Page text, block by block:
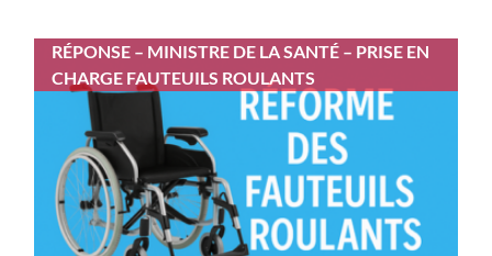
RÉPONSE – MINISTRE DE LA SANTÉ – PRISE EN
CHARGE FAUTEUILS ROULANTS